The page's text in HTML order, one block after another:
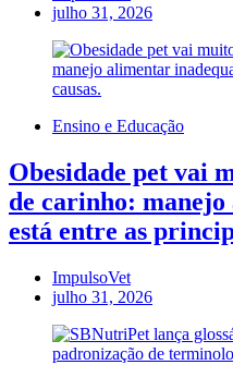
julho 31, 2026
Ensino e Educação
Obesidade pet vai
de carinho:
está entre as
ImpulsoVet
julho 31, 2026